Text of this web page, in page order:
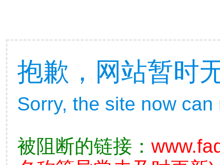
抱歉，网站暂时
Sorry, the site now
被阻断的链接：